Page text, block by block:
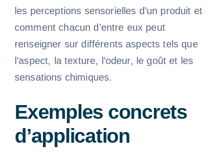
les perceptions sensorielles d’un produit et
comment chacun d’entre eux peut
renseigner sur différents aspects tels que
l’aspect, la texture, l’odeur, le goût et les
sensations chimiques.
Exemples concrets
d’application